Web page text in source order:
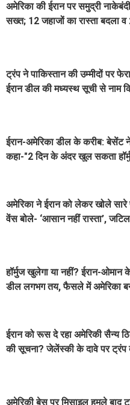
अमेरिका की ईरान पर समुद्री
सख्त; 12 जहाजों का रास्ता बदला व
ट्रंप ने पाकिस्तान की उम्मीदों पर
ईरान डील की मध्यस्थ सूची से नाम
ईरान-अमेरिका डील के करीब: बेसेंट
कहा-"2 दिन के अंदर खुल सकता
अमेरिका ने ईरान को लेकर खोले सारे
वेंस बोले- ‘आसान नहीं रास्ता’,
हॉर्मुज खुलेगा या नहीं? ईरान-ओमान
डील लगभग तय, फैसले में अमेरिका
ईरान को रूस दे रहा अमेरिकी सैन्य
की सूचना? जेलेंस्की के दावे पर ट्रंप
अमेरिकी बेस पर मिसाइल हमले बाद